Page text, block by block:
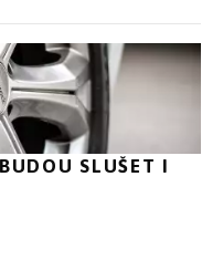
SLUŠET I